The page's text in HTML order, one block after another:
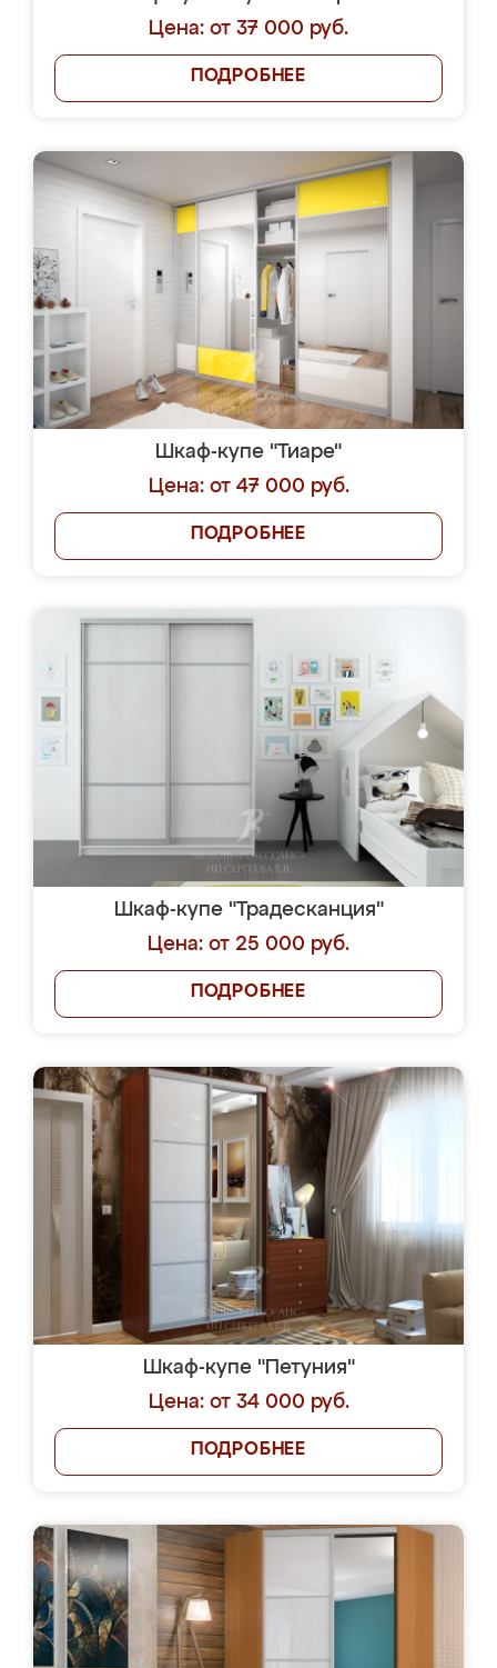
Цена: от 37 000 руб.
ПОДРОБНЕЕ
Шкаф-купе "Тиаре"
Цена: от 47 000 руб.
ПОДРОБНЕЕ
Шкаф-купе "Традесканция"
Цена: от 25 000 руб.
ПОДРОБНЕЕ
Шкаф-купе "Петуния"
Цена: от 34 000 руб.
ПОДРОБНЕЕ